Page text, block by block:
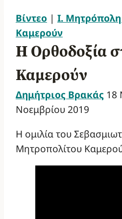
Βίντεο | Ι.
Καμερούν
Η Ορθοδοξία
Καμερούν
Δημήτριος Βρακάς 18
Νοεμβρίου 2019
Η ομιλία του
Μητροπολίτου